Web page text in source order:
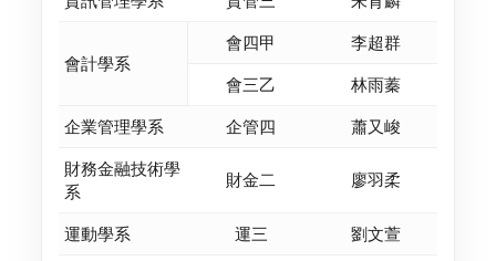
會計學系
會四甲
李超群
會三乙
林雨蓁
企業管理學系
企管四
蕭又峻
財務金融技術學
系
財金二 廖羽柔
運動學系 運三
劉文萱